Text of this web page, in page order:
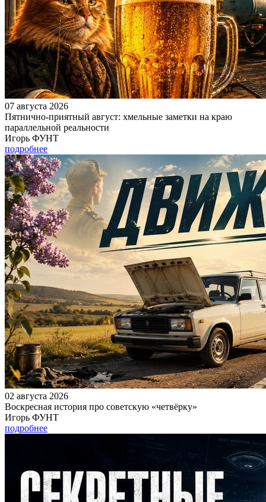
07 августа 2026
Пятнично-приятный август: хмельные заметки на краю
параллельной реальности
Игорь ФУНТ
подробнее
02 августа 2026
Воскресная история про советскую «четвёрку»
Игорь ФУНТ
подробнее